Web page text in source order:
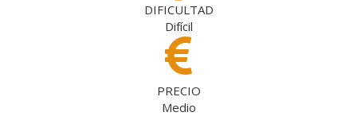
DIFICULTAD
Difícil
PRECIO
Medio